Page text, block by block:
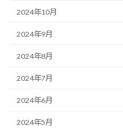
2024年10月
2024年9月
2024年8月
2024年7月
2024年6月
2024年5月